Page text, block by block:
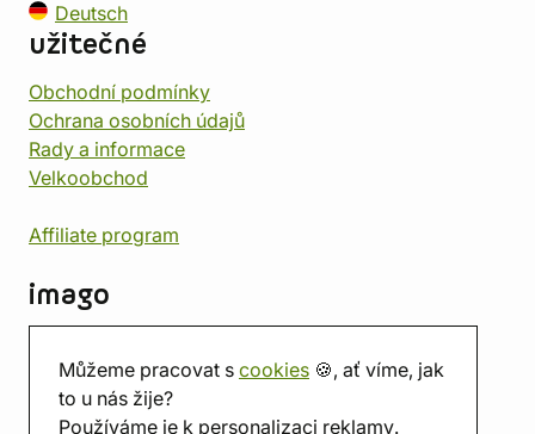
Můžeme pracovat s cookies 🍪, ať víme, jak
to u nás žije?
Používáme je k personalizaci reklamy.
Deutsch
užitečné
Obchodní podmínky
Ochrana osobních údajů
Rady a informace
Velkoobchod
Affiliate program
imago
Prodejna
Herna
O nás